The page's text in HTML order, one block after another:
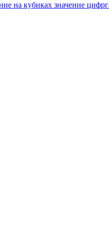
на кубиках значение цифр